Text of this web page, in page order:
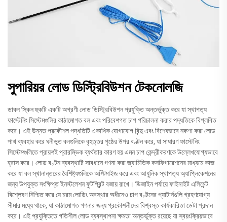
সুপারিয়র লোড ডিস্ট্রিবিউশন টেকনোলজি
ডাবল স্কিন হুকটি একটি অগ্রণী লোড ডিস্ট্রিবিউশন প্রযুক্তি অন্তর্ভুক্ত করে যা স্থাপত্য
ফাস্টেনিং সিস্টেমগুলির কাঠামোগত বল এবং পরিবেশগত চাপ পরিচালনা করার পদ্ধতিকে বিপ্লবিত
করে। এই উন্নত প্রকৌশল পদ্ধতিটি একাধিক যোগাযোগ বিন্দু এবং বিশেষভাবে নকশা করা লোড
পাথ ব্যবহার করে ঘনীভূত বলগুলিকে বৃহত্তর পৃষ্ঠের উপর বণ্টন করে, যা সাধারণ ফাস্টেনিং
সিস্টেমগুলিতে প্রায়শই প্রারম্ভিক ব্যর্থতার কারণ হয় এমন চাপ কেন্দ্রীকরণকে উল্লেখযোগ্যভাবে
হ্রাস করে। লোড বণ্টন ব্যবস্থাটি সাবধানে গণনা করা জ্যামিতিক কনফিগারেশনের মাধ্যমে কাজ
করে যা বল স্থানান্তরের বৈশিষ্ট্যগুলিকে অপ্টিমাইজ করে এবং আধুনিক স্থাপত্য অ্যাপ্লিকেশনের
জন্য উপযুক্ত সংক্ষিপ্ত ইনস্টলেশন ফুটপ্রিন্ট বজায় রাখে। ডিজাইন পর্যায়ে ফাইনাইট এলিমেন্ট
বিশ্লেষণ নিশ্চিত করে যে চরম লোডিং অবস্থার অধীনেও চাপ বণ্টনের প্যাটার্নগুলি গ্রহণযোগ্য
সীমার মধ্যে থাকে, যা কাঠামোগত গণনার জন্য প্রকৌশলীদের বিশ্বস্ত কার্যকারিতা ডেটা প্রদান
করে। এই প্রযুক্তিতে গতিশীল লোড ব্যবস্থাপনা ক্ষমতা অন্তর্ভুক্ত রয়েছে যা স্বয়ংক্রিয়ভাবে